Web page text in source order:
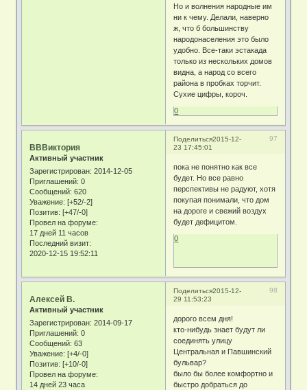
Но и волнения народные им
ни к чему. Делали, наверно
ж, что б большинству
народонаселения это было
удобно. Все-таки эстакада
только из нескольких домов
видна, а народ со всего
района в пробках торчит.
Сухие цифры, короч.
0
Поделиться 97
2015-12-
23 17:45:01
ВВВиктория
Активный участник
Зарегистрирован: 2014-12-05
Приглашений: 0
Сообщений: 620
Уважение: [+52/-2]
Позитив: [+47/-0]
Провел на форуме:
17 дней 11 часов
Последний визит:
2020-12-15 19:52:11
пока не понятно как все
будет. Но все равно
перспективы не радуют, хотя
покупая понимали, что дом
на дороге и свежий воздух
будет дефицитом.
0
Поделиться 98
2015-12-
29 11:53:23
Алексей В.
Активный участник
Зарегистрирован: 2014-09-17
Приглашений: 0
Сообщений: 63
Уважение: [+4/-0]
Позитив: [+10/-0]
Провел на форуме:
14 дней 23 часа
дорого всем дня!
кто-нибудь знает будут ли
соединять улицу
Центральная и Павшинский
бульвар?
было бы более комфортно и
быстро добраться до